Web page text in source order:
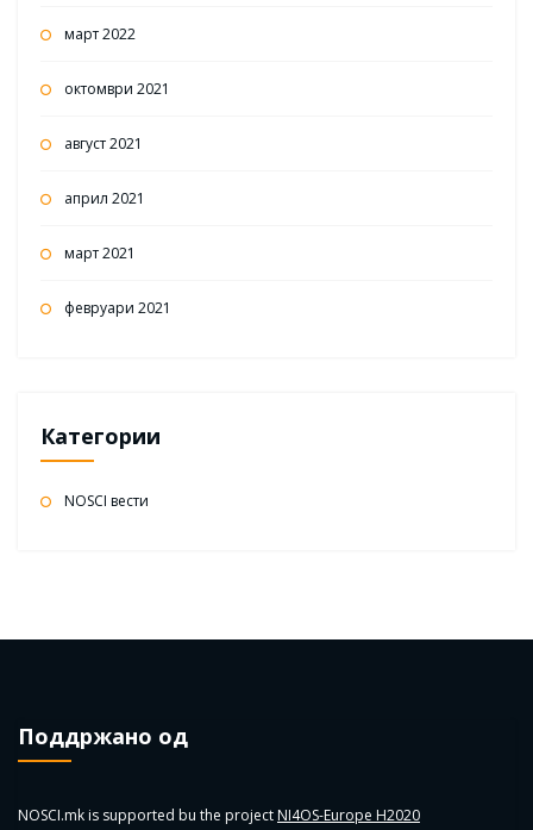
март 2022
октомври 2021
август 2021
април 2021
март 2021
февруари 2021
Категории
NOSCI вести
Поддржано од
NOSCI.mk is supported bu the project NI4OS-Europe H2020